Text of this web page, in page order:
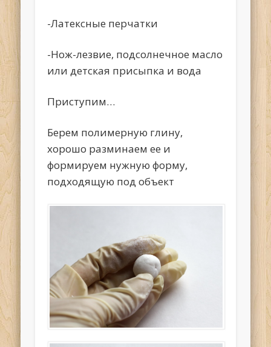
-Латексные перчатки
-Нож-лезвие, подсолнечное масло
или детская присыпка и вода
Приступим…
Берем полимерную глину,
хорошо разминаем ее и
формируем нужную форму,
подходящую под объект